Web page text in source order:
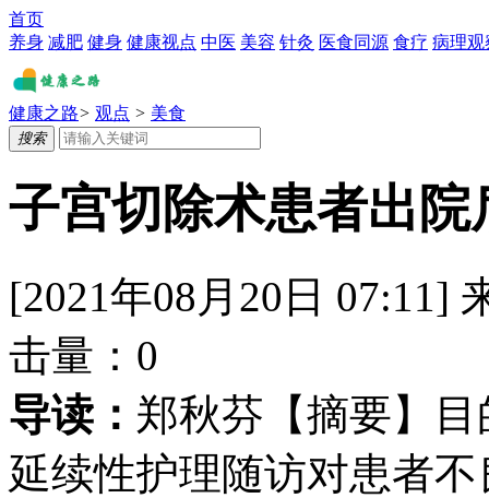
首页
养身 减肥 健身 健康视点 中医 美容 针灸 医食同源 食疗 病理观
健康之路> 观点 > 美食
搜索
子宫切除术患者出
[2021年08月20日 07:11]
击量： 0
导读： 郑秋芬【摘要】
延续性护理随访对患者